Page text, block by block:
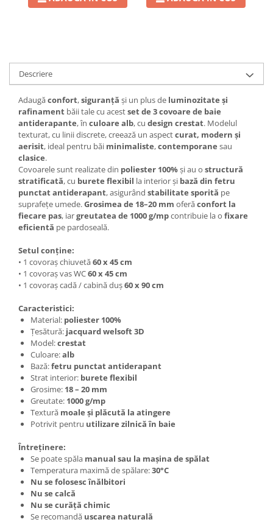
Descriere
Adaugăconfort,siguranță și un plus de luminozitate și
rafinament băii tale cu acestset de 3 covoare de baie
antiderapante, în culoare alb, cu design crestat. Modelul
texturat, cu linii discrete, creează un aspectcurat, modern și
aerisit, ideal pentru băi minimaliste,contemporane sau
clasice.
Covoarele sunt realizate din poliester 100%și au o structură
stratificată, cu burete flexibil la interior și bază din fetru
punctat antiderapant, asigurând stabilitate sporită pe
suprafețe umede.Grosimea de 18–20 mm oferăconfort la
fiecare pas, iargreutatea de 1000 g/mpcontribuie la o fixare
eficientă pe pardoseală.
Setul conține:
• 1 covoraș chiuvetă60 x 45 cm
• 1 covoraș vas WC60 x 45 cm
• 1 covoraș cadă / cabină duș60 x 90 cm
Caracteristici:
Material: poliester 100%
Țesătură: jacquard welsoft 3D
Model:crestat
Culoare:alb
Bază:fetru punctat antiderapant
Strat interior: burete flexibil
Grosime: 18 – 20 mm
Greutate: 1000 g/mp
Textură moale și plăcută la atingere
Potrivit pentru utilizare zilnică în baie
Întreținere:
Se poate spăla manual sau la mașina de spălat
Temperatura maximă de spălare:30°C
Nu se folosesc înălbitori
Nu se calcă
Nu se curăță chimic
Se recomandă uscarea naturală